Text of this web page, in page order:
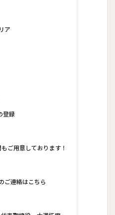
ア
登録
ご用意しております！
ご連絡はこちら